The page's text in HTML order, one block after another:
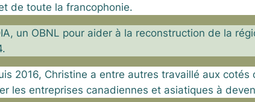
de toute la francophonie.
un OBNL pour aider à la reconstruction de la
2016, Christine a entre autres travaillé aux
les entreprises canadiennes et asiatiques à